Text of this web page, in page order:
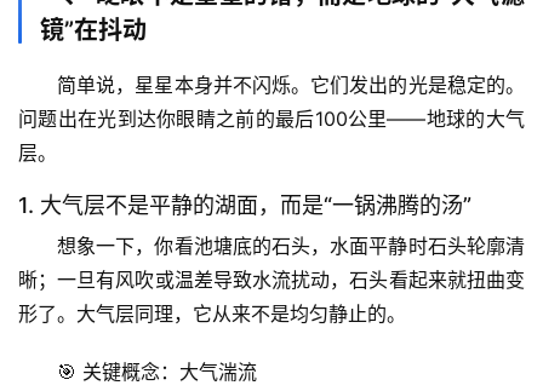
镜”在抖动
简单说，星星本身并不闪烁。它们发出的光是稳定的。
问题出在光到达你眼睛之前的最后100公里——地球的大气
层。
1. 大气层不是平静的湖面，而是“一锅沸腾的汤”
想象一下，你看池塘底的石头，水面平静时石头轮廓清
晰；一旦有风吹或温差导致水流扰动，石头看起来就扭曲变
形了。大气层同理，它从来不是均匀静止的。
🎯 关键概念：大气湍流